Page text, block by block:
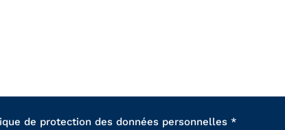
de protection des données personnelles *